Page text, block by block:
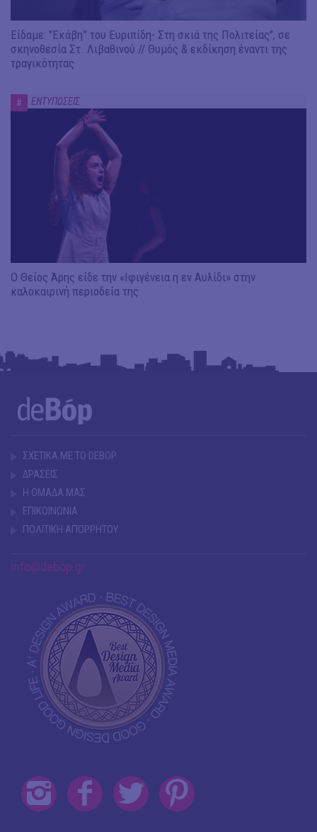
Είδαμε: "Εκάβη” του Ευριπίδη- Στη σκιά της Πολιτείας", σε
σκηνοθεσία Στ. Λιβαθινού // Θυμός & εκδίκηση έναντι της
τραγικότητας
# ΕΝΤΥΠΩΣΕΙΣ
Ο Θείος Άρης είδε την «Ιφιγένεια η εν Αυλίδι» στην
καλοκαιρινή περιοδεία της
ΣΧΕΤΙΚΑ ΜΕ ΤΟ DEBOP
ΔΡΑΣΕΙΣ
Η ΟΜΑΔΑ ΜΑΣ
ΕΠΙΚΟΙΝΩΝΙΑ
ΠΟΛΙΤΙΚΗ ΑΠΟΡΡΗΤΟΥ
info@debop.gr